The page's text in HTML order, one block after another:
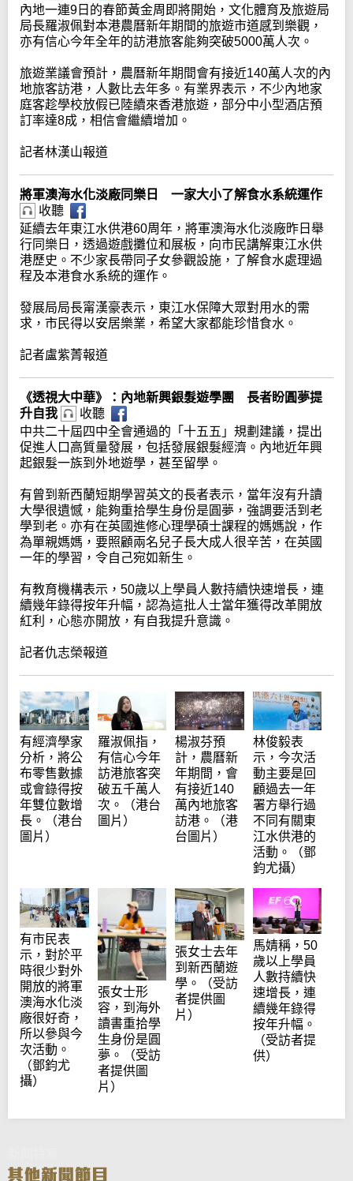
內地一連9日的春節黃金周即將開始，文化體育及旅遊局
局長羅淑佩對本港農曆新年期間的旅遊市道感到樂觀，
亦有信心今年全年的訪港旅客能夠突破5000萬人次。
旅遊業議會預計，農曆新年期間會有接近140萬人次的內
地旅客訪港，人數比去年多。有業界表示，不少內地家
庭客趁學校放假已陸續來香港旅遊，部分中小型酒店預
訂率達8成，相信會繼續增加。
記者林漢山報道
將軍澳海水化淡廠同樂日 一家大小了解食水系統運作
收聽
延續去年東江水供港60周年，將軍澳海水化淡廠昨日舉
行同樂日，透過遊戲攤位和展板，向市民講解東江水供
港歷史。不少家長帶同子女參觀設施，了解食水處理過
程及本港食水系統的運作。
發展局局長甯漢豪表示，東江水保障大眾對用水的需
求，市民得以安居樂業，希望大家都能珍惜食水。
記者盧紫菁報道
《透視大中華》：內地新興銀髮遊學團 長者盼圓夢提
升自我
收聽
中共二十屆四中全會通過的「十五五」規劃建議，提出
促進人口高質量發展，包括發展銀髮經濟。內地近年興
起銀髮一族到外地遊學，甚至留學。
有曾到新西蘭短期學習英文的長者表示，當年沒有升讀
大學很遺憾，能夠重拾學生身份是圓夢，強調要活到老
學到老。亦有在英國進修心理學碩士課程的媽媽說，作
為單親媽媽，要照顧兩名兒子長大成人很辛苦，在英國
一年的學習，令自己宛如新生。
有教育機構表示，50歲以上學員人數持續快速增長，連
續幾年錄得按年升幅，認為這批人士當年獲得改革開放
紅利，心態亦開放，有自我提升意識。
記者仇志榮報道
有經濟學家
分析，將公
布零售數據
或會錄得按
年雙位數增
長。（港台
圖片）
羅淑佩指，
有信心今年
訪港旅客突
破五千萬人
次。（港台
圖片）
楊淑芬預
計，農曆新
年期間，會
有接近140
萬內地旅客
訪港。（港
台圖片）
林俊毅表
示，今次活
動主要是回
顧過去一年
署方舉行過
不同有關東
江水供港的
活動。（鄧
鈞尤攝）
有市民表
示，對於平
時很少對外
開放的將軍
澳海水化淡
廠很好奇，
所以參與今
次活動。
（鄧鈞尤
攝）
張女士形
容，到海外
讀書重拾學
生身份是圓
夢。（受訪
者提供圖
片）
張女士去年
到新西蘭遊
學。（受訪
者提供圖
片）
馬婧稱，50
歲以上學員
人數持續快
速增長，連
續幾年錄得
按年升幅。
（受訪者提
供）